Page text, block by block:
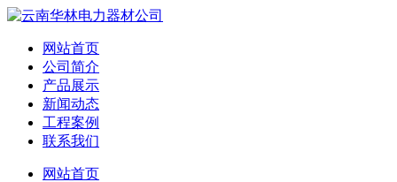
网站首页
公司简介
产品展示
新闻动态
工程案例
联系我们
网站首页